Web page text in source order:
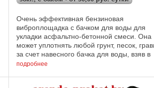
Очень эффективная бензиновая
виброплощадка с бачком для воды для
укладки асфальтно-бетонной смеси. Она
может уплотнять любой грунт, песок,
за счет навесного бачка для воды, взяв в
аренду эту виброплиту, вы сможете
подробнее